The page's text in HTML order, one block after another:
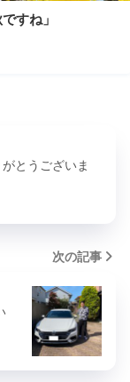
ですね」
がとうございま
次の記事